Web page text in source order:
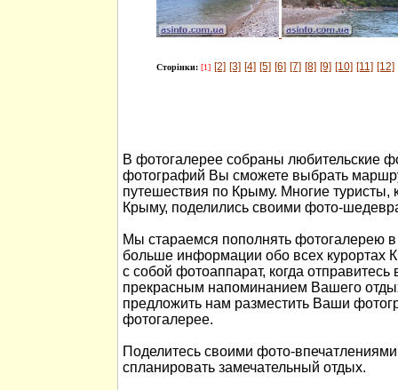
Сторінки: [1] [2] [3] [4] [5] [6] [7] [8] [9] [10] [11] [12]
В фотогалерее собраны любительские
фотографий Вы сможете выбрать
путешествия по Крыму. Многие туристы,
Крыму, поделились своими фото-
Мы стараемся пополнять фотогалерею
больше информации обо всех курортах
с собой фотоаппарат, когда
прекрасным напоминанием Вашего
предложить нам разместить Ваши
фотогалерее.
Поделитесь своими фото-
спланировать замечательный отдых.